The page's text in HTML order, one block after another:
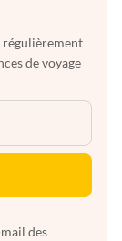
régulièrement
de voyage
des